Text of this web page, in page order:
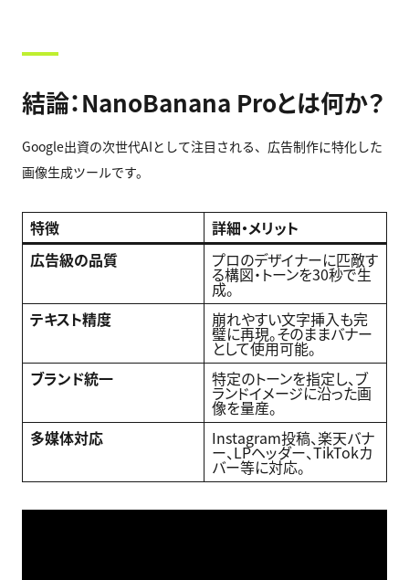
結論：NanoBanana Proとは何か？
Google出資の次世代AIとして注目される、広告制作に特化した
画像生成ツールです。
特徴
詳細・メリット
広告級の品質
プロのデザイナーに匹敵す
る構図・トーンを30秒で生
成。
テキスト精度
崩れやすい文字挿入も完
璧に再現。そのままバナー
として使用可能。
ブランド統一
特定のトーンを指定し、ブ
ランドイメージに沿った画
像を量産。
多媒体対応
Instagram投稿、楽天バナ
ー、LPヘッダー、TikTokカ
バー等に対応。